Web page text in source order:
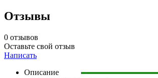
Отзывы
0 отзывов
Оставьте свой отзыв
Написать
Описание